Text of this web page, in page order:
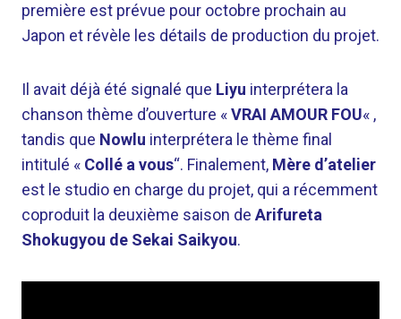
première est prévue pour octobre prochain au
Japon et révèle les détails de production du projet.
Il avait déjà été signalé que Liyu interprétera la
chanson thème d’ouverture «VRAI AMOUR FOU« ,
tandis que Nowlu interprétera le thème final
intitulé « Collé a vous“. Finalement, Mère d’atelier
est le studio en charge du projet, qui a récemment
coproduit la deuxième saison de Arifureta
Shokugyou de Sekai Saikyou.